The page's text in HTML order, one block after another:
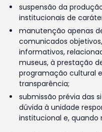
suspensão da
institucionais de
manutenção apenas
comunicados
informativos,
museus, à prestação
programação cultural
transparência;
submissão prévia das
dúvida à unidade
institucional e, quando